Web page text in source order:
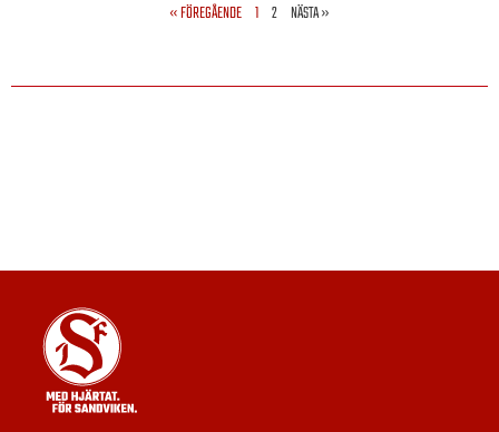
« FÖREGÅENDE 1 2 NÄSTA »